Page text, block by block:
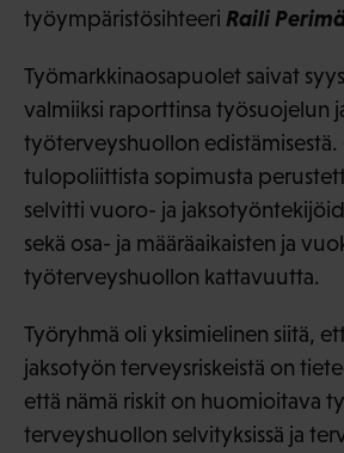
työympäristösihteeri Raili
Työmarkkinaosapuolet saivat
valmiiksi raporttinsa työsuojelun
työterveyshuollon edistämisestä.
tulopoliittista sopimusta
selvitti vuoro- ja
sekä osa- ja määräaikaisten ja
työterveyshuollon kattavuutta.
Työryhmä oli yksimielinen siitä,
jaksotyön terveysriskeistä on
että nämä riskit on huomioitava
terveyshuollon selvityksissä ja